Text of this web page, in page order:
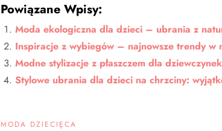
Powiązane Wpisy:
Moda ekologiczna dla dzieci – ubrania z
Inspiracje z wybiegów – najnowsze trendy w
Modne stylizacje z płaszczem dla
Stylowe ubrania dla dzieci na chrzciny:
MODA DZIECIĘCA